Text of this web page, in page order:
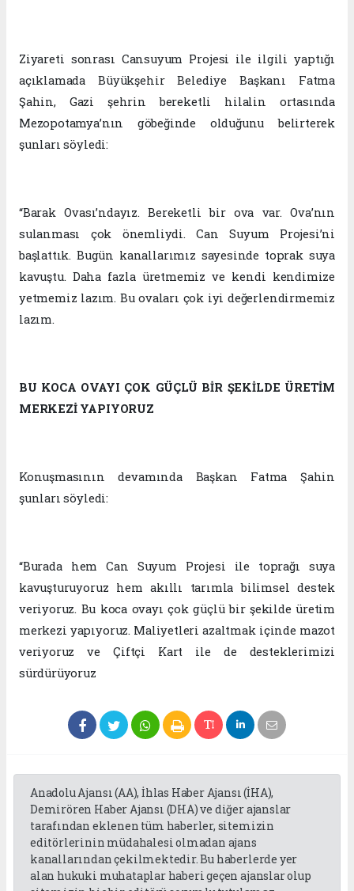
Ziyareti sonrası Cansuyum Projesi ile ilgili yaptığı
açıklamada Büyükşehir Belediye Başkanı Fatma
Şahin, Gazi şehrin bereketli hilalin ortasında
Mezopotamya’nın göbeğinde olduğunu belirterek
şunları söyledi:
“Barak Ovası’ndayız. Bereketli bir ova var. Ova’nın
sulanması çok önemliydi. Can Suyum Projesi’ni
başlattık. Bugün kanallarımız sayesinde toprak suya
kavuştu. Daha fazla üretmemiz ve kendi kendimize
yetmemiz lazım. Bu ovaları çok iyi değerlendirmemiz
lazım.
BU KOCA OVAYI ÇOK GÜÇLÜ BİR ŞEKİLDE ÜRETİM
MERKEZİ YAPIYORUZ
Konuşmasının devamında Başkan Fatma Şahin
şunları söyledi:
“Burada hem Can Suyum Projesi ile toprağı suya
kavuşturuyoruz hem akıllı tarımla bilimsel destek
veriyoruz. Bu koca ovayı çok güçlü bir şekilde üretim
merkezi yapıyoruz. Maliyetleri azaltmak içinde mazot
veriyoruz ve Çiftçi Kart ile de desteklerimizi
sürdürüyoruz
Anadolu Ajansı (AA), İhlas Haber Ajansı (İHA),
Demirören Haber Ajansı (DHA) ve diğer ajanslar
tarafından eklenen tüm haberler, sitemizin
editörlerinin müdahalesi olmadan ajans
kanallarından çekilmektedir. Bu haberlerde yer
alan hukuki muhataplar haberi geçen ajanslar olup